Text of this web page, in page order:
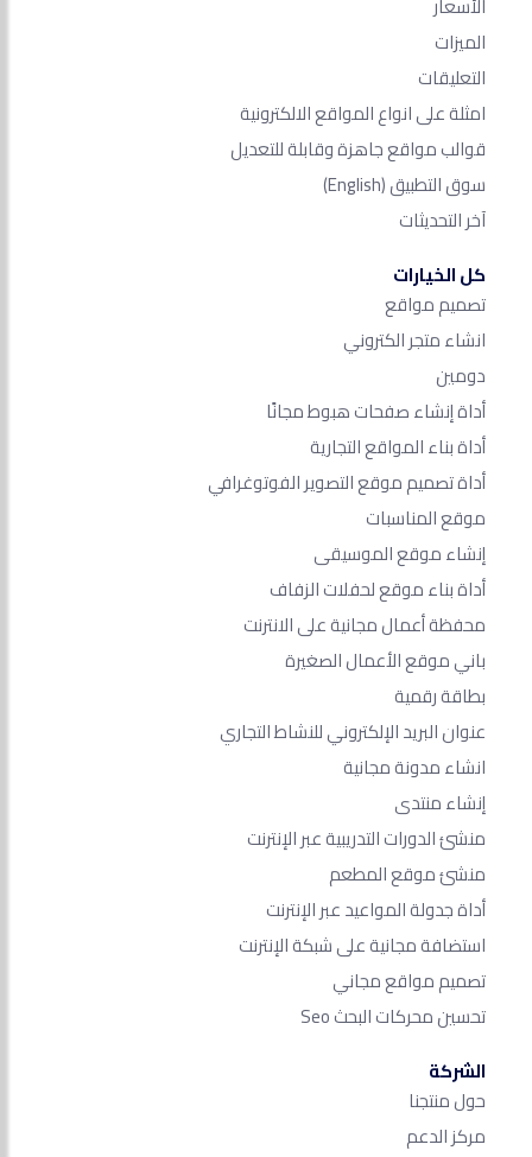
الميزات
التعليقات
امثلة على انواع المواقع الالكترونية
قوالب مواقع جاهزة وقابلة للتعديل
سوق التطبيق(English)
آخر التحديثات
كل الخيارات
تصميم مواقع
انشاء متجر الكتروني
دومين
أداة إنشاء صفحات هبوط مجانًا
أداة بناء المواقع التجارية
أداة تصميم موقع التصوير الفوتوغرافي
موقع المناسبات
إنشاء موقع الموسيقى
أداة بناء موقع لحفلات الزفاف
محفظة أعمال مجانية على الانترنت
باني موقع الأعمال الصغيرة
بطاقة رقمية
عنوان البريد الإلكتروني للنشاط التجاري
انشاء مدونة مجانية
إنشاء منتدى
منشئ الدورات التدريبية عبر الإنترنت
منشئ موقع المطعم
أداة جدولة المواعيد عبر الإنترنت
استضافة مجانية على شبكة الإنترنت
تصميم مواقع مجاني
تحسين محركات البحث Seo​
الشركة
حول منتجنا
مركز الدعم